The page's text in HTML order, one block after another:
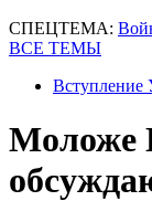
СПЕЦТЕМА:
ВСЕ ТЕМЫ
Моложе